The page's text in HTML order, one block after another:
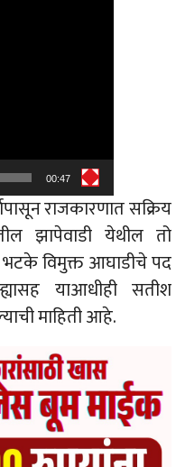
00:47
राजकारणात सक्रिय
झापेवाडी येथील तो
भटके विमुक्त आघाडीचे पद
याआधीही सतीश
माहिती आहे.